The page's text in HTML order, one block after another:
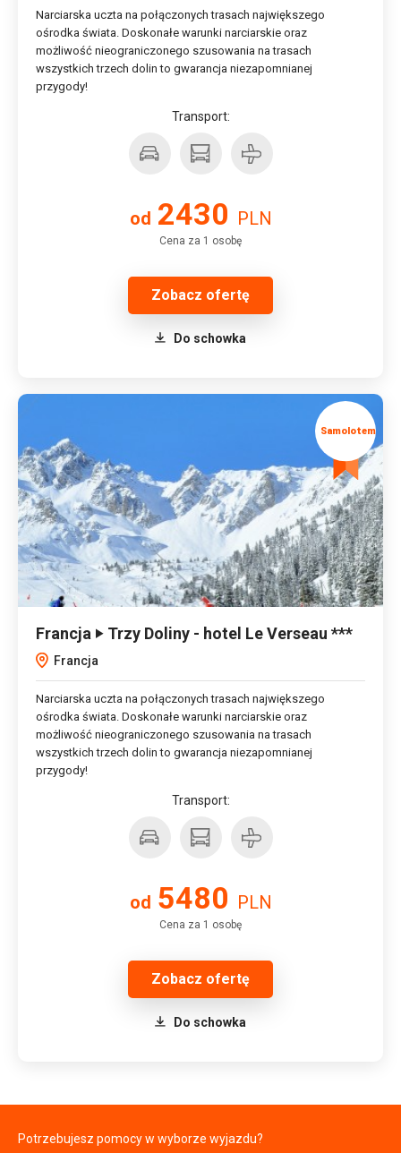
Narciarska uczta na połączonych trasach największego
ośrodka świata. Doskonałe warunki narciarskie oraz
możliwość nieograniczonego szusowania na trasach
wszystkich trzech dolin to gwarancja niezapomnianej
przygody!
od 2430 PLN
Cena za 1 osobę
Transport:
Zobacz ofertę
Do schowka
Francja ‣ Trzy Doliny - hotel Le Verseau ***
Francja
Narciarska uczta na połączonych trasach największego
ośrodka świata. Doskonałe warunki narciarskie oraz
możliwość nieograniczonego szusowania na trasach
wszystkich trzech dolin to gwarancja niezapomnianej
przygody!
od 5480 PLN
Cena za 1 osobę
Transport:
Zobacz ofertę
Do schowka
Potrzebujesz pomocy w wyborze wyjazdu?